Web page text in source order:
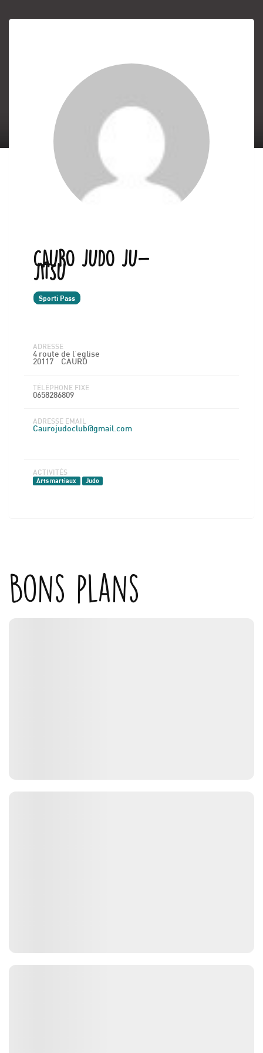
CAURO JUDO JU-
JITSU
Sporti Pass
ADRESSE
4 route de l'eglise
20117
CAURO
TÉLÉPHONE FIXE
0658286809
ADRESSE EMAIL
Caurojudoclub@gmail.com
ACTIVITÉS
Arts martiaux Judo
Bons plans